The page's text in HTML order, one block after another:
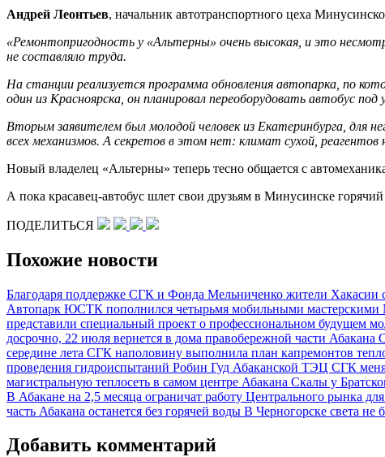
Андрей Леонтьев, начальник автотранспортного цеха
«Ремонтопригодность у «Альтерны» очень высокая, и это
не составляло труда.
На станции реализуется программа обновления автопарка, по
один из Красноярска, он планировал переоборудовать автобус под
Вторым заявителем был молодой человек из Екатеринбурга, для
всех механизмов. А секретов в этом нет: климат сухой,
Новый владелец «Альтерны» теперь тесно общается с
А пока красавец-автобус шлет свои друзьям в Минусинске
ПОДЕЛИТЬСЯ
Похожие новости
Благодаря поддержке СГК и Фонда Мельниченко жители Хакасии
Автопарк ЮСТК пополнился четырьмя мобильными
представили специальный проект о профессиональном будущем
досрочно, 22 июля вернется в дома правобережной части Абакана
середине лета СГК наполовину выполнила план капремонтов
проведения гидроиспытаний Робин Гуд Абаканской ТЭЦ СГК
магистральную теплосеть в самом центре Абакана Скалы у
В Абакане на 2,5 месяца ограничат работу Центрального рынка
часть Абакана останется без горячей воды В Черногорске света не
Добавить комментарий